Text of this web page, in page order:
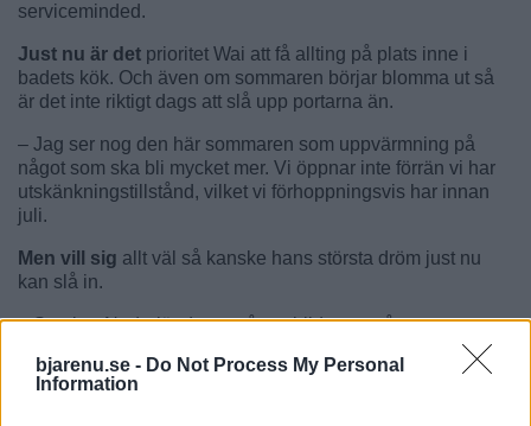
bjarenu.se - Do Not Process My Personal
Information
serviceminded.
Just nu är det prioritet Wai att få allting på plats inne i
badets kök. Och även om sommaren börjar blomma ut så
är det inte riktigt dags att slå upp portarna än.
– Jag ser nog den här sommaren som uppvärmning på
något som ska bli mycket mer. Vi öppnar inte förrän vi har
utskänkningstillstånd, vilket vi förhoppningsvis har innan
juli.
Men vill sig allt väl så kanske hans största dröm just nu
kan slå in.
– Sverige-Nederländerna på storbildsteve på
Skummeslövsbadet… Spelas på midsommardagen kl 19.
Det hade varit så fantastisk att vara klar med allt till dess.